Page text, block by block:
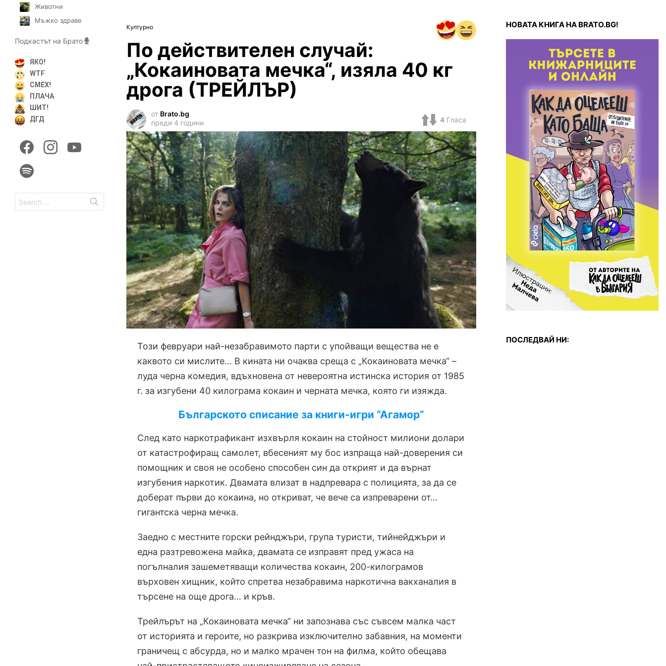
Културно
По действителен случай:
„Кокаиновата мечка“, изяла 40 кг
дрога (ТРЕЙЛЪР)
от Brato.bg
преди 4 години
4 Гласа
Този февруари най-незабравимото парти с упойващи вещества не е
каквото си мислите… В кината ни очаква среща с „Кокаиновата мечка“ –
луда черна комедия, вдъхновена от невероятна истинска история от 1985
г. за изгубени 40 килограма кокаин и черната мечка, която ги изяжда.
Българското списание за книги-игри “Агамор”
След като наркотрафикант изхвърля кокаин на стойност милиони долари
от катастрофиращ самолет, вбесеният му бос изпраща най-доверения си
помощник и своя не особено способен син да открият и да върнат
изгубения наркотик. Двамата влизат в надпревара с полицията, за да се
доберат първи до кокаина, но откриват, че вече са изпреварени от…
гигантска черна мечка.
Заедно с местните горски рейнджъри, група туристи, тийнейджъри и
една разтревожена майка, двамата се изправят пред ужаса на
погълналия зашеметяващи количества кокаин, 200-килограмов
върховен хищник, който спретва незабравима наркотична вакханалия в
търсене на още дрога… и кръв.
Трейлърът на „Кокаиновата мечка“ ни запознава със съвсем малка част
от историята и героите, но разкрива изключително забавния, на моменти
граничещ с абсурда, но и малко мрачен тон на филма, който обещава
НОВАТА КНИГА НА BRATO.BG!
ПОСЛЕДВАЙ НИ:
Животни
Мъжко здраве
Подкастът на Брато
ЯКО!
WTF
СМЕХ!
ПЛАЧА
ШИТ!
ДГД
for: